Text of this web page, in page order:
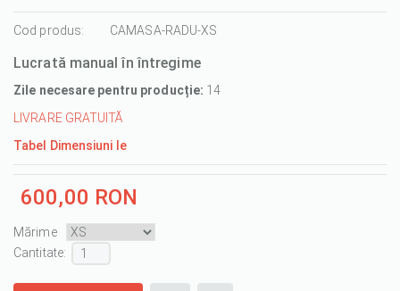
it
1/5
it
2/5
it
3/5
it
4/5
it
5/5
Cod produs: CAMASA-RADU-XS
Lucrată manual în întregime
Zile necesare pentru producție: 14
LIVRARE GRATUITĂ
Tabel Dimensiuni Ie
600,00 RON
Mărime
Cantitate :